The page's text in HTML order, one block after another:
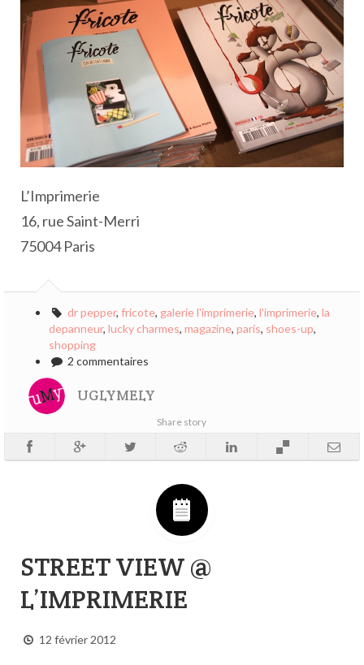
L’Imprimerie
16, rue Saint-Merri
75004 Paris
dr pepper, fricote, galerie l'imprimerie, l'imprimerie, la
depanneur, lucky charmes, magazine, paris, shoes-up,
shopping
2 commentaires
UGLYMELY
Share story
STREET VIEW @
L’IMPRIMERIE
12 février 2012